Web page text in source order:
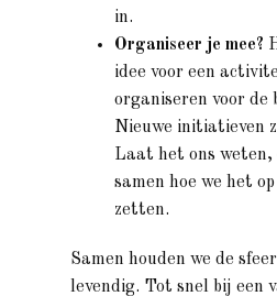
in.
Organiseer je mee?
idee voor een
organiseren voor de
Nieuwe initiatieven
Laat het ons weten,
samen hoe we het
zetten.
Samen houden we de
levendig. Tot snel bij een